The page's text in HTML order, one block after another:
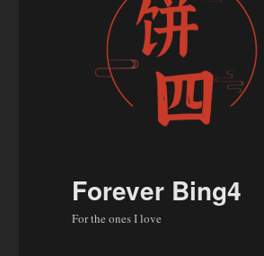
Forever Bing4
For the ones I love